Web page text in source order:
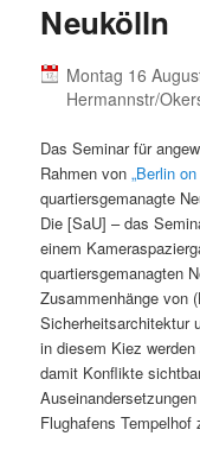
Neukölln
Montag 16
Hermannstr/
Das Seminar für
Rahmen von„Berlin
quartiersgemanagte
Die [SaU] – das
einem
quartiersgemanagten
Zusammenhänge von
Sicherheitsarchitektur
in diesem Kiez
damit Konflikte
Flughafens Tempelhof